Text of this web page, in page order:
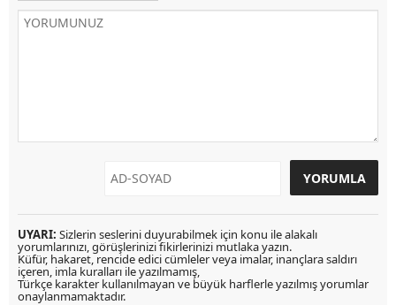
UYARI: Sizlerin seslerini duyurabilmek için konu ile alakalı
yorumlarınızı, görüşlerinizi fikirlerinizi mutlaka yazın.
Küfür, hakaret, rencide edici cümleler veya imalar, inançlara saldırı
içeren, imla kuralları ile yazılmamış,
Türkçe karakter kullanılmayan ve büyük harflerle yazılmış yorumlar
onaylanmamaktadır.